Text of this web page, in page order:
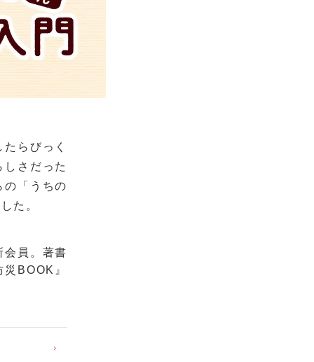
らびっく
さだった
の「うちの
た。
会員。著書
BOOK』